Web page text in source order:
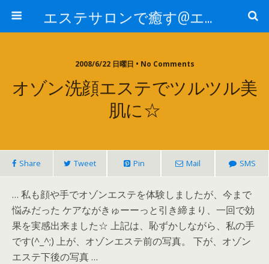
エステサロンで癒す@エステ～全国エステ情報
2008/6/22 日曜日 • No Comments
オゾン洗顔エステでツルツル美
肌に☆
Share Tweet Pin Mail SMS
… 私も顔や手でオゾンエステを体験しましたが、今まで
悩みだった ケアながきゅーーっと引き締まり、一回で効
果を実感出来ました☆ 上記は、恥ずかしながら、私の手
です(^_^;) 上が、オゾンエステ前の写真。 下が、オゾン
エステ下後の写真 …